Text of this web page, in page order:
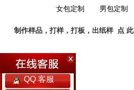
女包定制 男包定制
工厂简介
制作样品，打样，打板，出纸样 点 此
QQ 客服